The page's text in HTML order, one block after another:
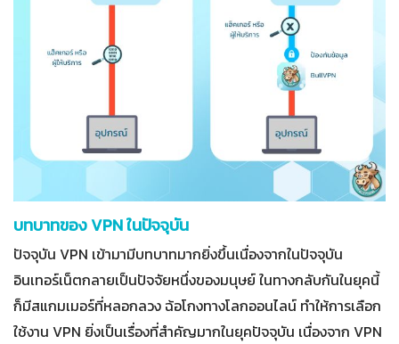
บทบาทของ VPN ในปัจจุบัน
ปัจจุบัน VPN เข้ามามีบทบาทมากยิ่งขึ้นเนื่องจากในปัจจุบัน
อินเทอร์เน็ตกลายเป็นปัจจัยหนึ่งของมนุษย์ ในทางกลับกันในยุคนี้
ก็มีสแกมเมอร์ที่หลอกลวง ฉ้อโกงทางโลกออนไลน์ ทำให้การเลือก
ใช้งาน VPN ยิ่งเป็นเรื่องที่สำคัญมากในยุคปัจจุบัน เนื่องจาก VPN